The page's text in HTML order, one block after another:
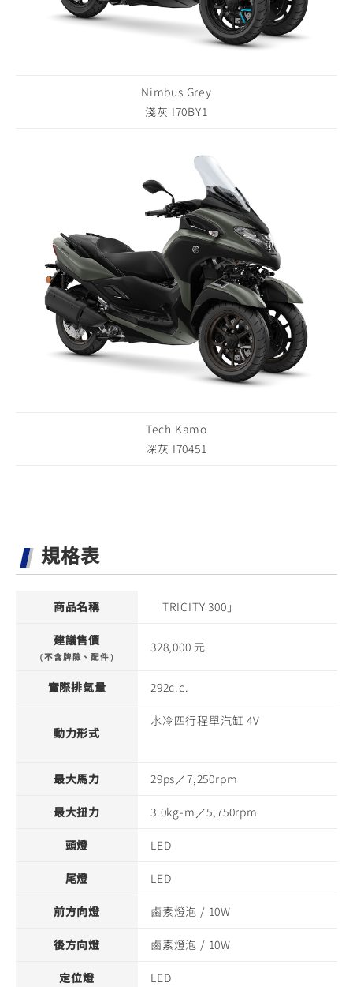
Nimbus Grey
淺灰 I70BY1
Tech Kamo
深灰 I70451
規格表
商品名稱 「TRICITY 300」
建議售價
（不含牌險、配件）
328,000 元
實際排氣量 292c.c.
動力形式
水冷四行程單汽缸 4V
最大馬力 29ps／7,250rpm
最大扭力 3.0kg-m／5,750rpm
頭燈 LED
尾燈 LED
前方向燈 鹵素燈泡 / 10W
後方向燈 鹵素燈泡 / 10W
定位燈 LED